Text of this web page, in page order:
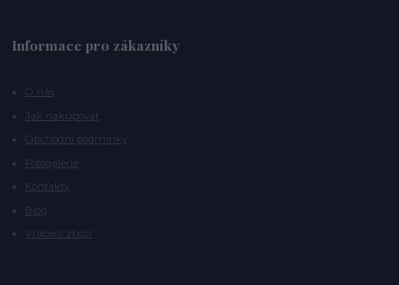
Informace pro zákazníky
O nás
Jak nakupovat
Obchodní podmínky
Fotogalerie
Kontakty
Blog
Vrácení zboží